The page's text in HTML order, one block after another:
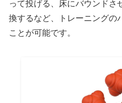
って投げる、床にバウンドさ
換するなど、トレーニングの
ことが可能です。